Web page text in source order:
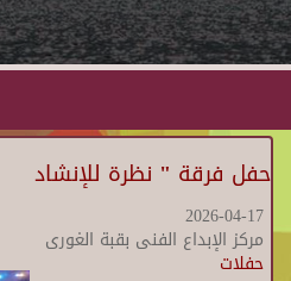
حفل فرقة " نظرة للإنشاد
2026-04-17
مركز الإبداع الفنى بقبة الغورى
حفلات